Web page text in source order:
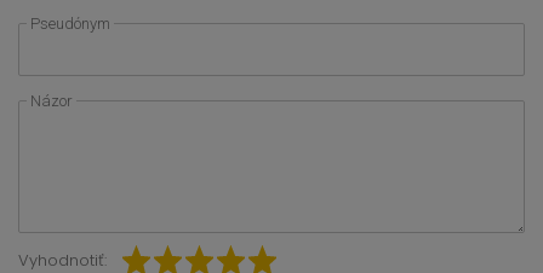
Pseudónym
Názor
Vyhodnotiť: